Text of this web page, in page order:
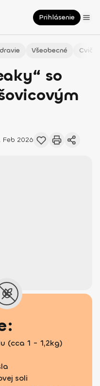
Prihlásenie
Všeobecné
so
Feb 2026
(cca 1 - 1,2kg)
soli